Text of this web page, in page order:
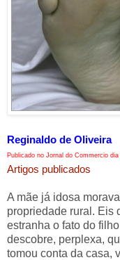
Reginaldo de Oliveira
Publicado no Jornal do Commercio
Artigos publicados
A mãe já idosa
propriedade rural. Eis
estranha o fato do
descobre, perplexa,
tomou conta da casa,